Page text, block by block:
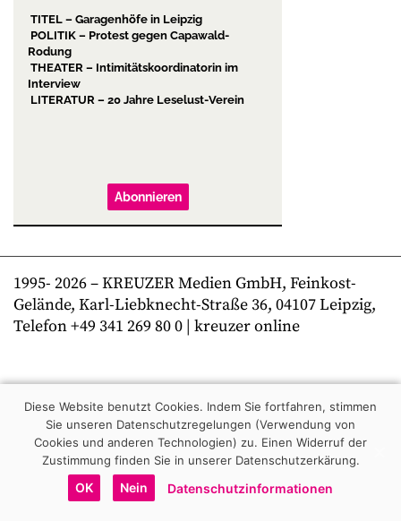
TITEL – Garagenhöfe in Leipzig
POLITIK – Protest gegen Capawald-
Rodung
THEATER – Intimitätskoordinatorin im
Interview
LITERATUR – 20 Jahre Leselust-Verein
Abonnieren
1995- 2026– KREUZER Medien GmbH, Feinkost-
Gelände, Karl-Liebknecht-Straße 36, 04107 Leipzig,
Telefon +49 341 269 80 0 | kreuzer online
Diese Website benutzt Cookies. Indem Sie fortfahren, stimmen
Sie unseren Datenschutzregelungen (Verwendung von
Cookies und anderen Technologien) zu. Einen Widerruf der
Zustimmung finden Sie in unserer Datenschutzerkärung.
OK Nein Datenschutzinformationen